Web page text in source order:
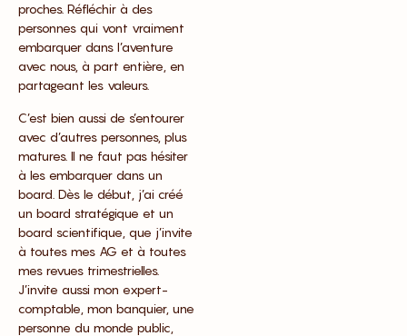
proches. Réfléchir à des
personnes qui vont vraiment
embarquer dans l’aventure
avec nous, à part entière, en
partageant les valeurs.
C’est bien aussi de s’entourer
avec d’autres personnes, plus
matures. Il ne faut pas hésiter
à les embarquer dans un
board. Dès le début, j’ai créé
un board stratégique et un
board scientifique, que j’invite
à toutes mes AG et à toutes
mes revues trimestrielles.
J’invite aussi mon expert-
comptable, mon banquier, une
personne du monde public,